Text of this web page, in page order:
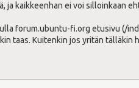
ja kaikkeenhan ei voi silloinkaan
forum.ubuntu-fi.org etusivu (/
taas. Kuitenkin jos yritän